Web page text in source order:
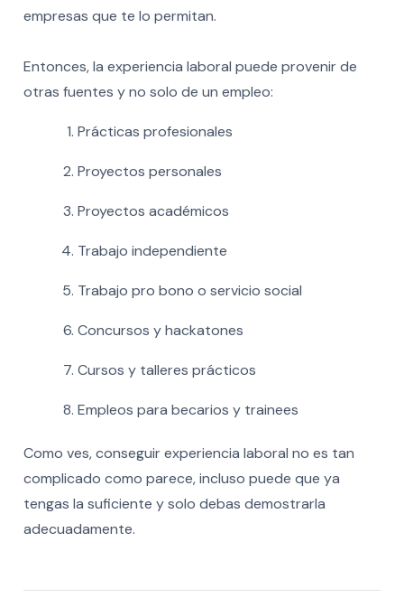
empresas que te lo permitan.
Entonces, la experiencia laboral puede provenir de
otras fuentes y no solo de un empleo:
Prácticas profesionales
Proyectos personales
Proyectos académicos
Trabajo independiente
Trabajo pro bono o servicio social
Concursos y hackatones
Cursos y talleres prácticos
Empleos para becarios y trainees
Como ves, conseguir experiencia laboral no es tan
complicado como parece, incluso puede que ya
tengas la suficiente y solo debas demostrarla
adecuadamente.